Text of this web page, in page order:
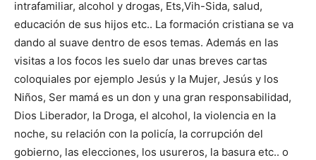
intrafamiliar, alcohol y drogas, Ets,Vih-Sida, salud,
educación de sus hijos etc.. La formación cristiana se va
dando al suave dentro de esos temas. Además en las
visitas a los focos les suelo dar unas breves cartas
coloquiales por ejemplo Jesús y la Mujer, Jesús y los
Niños, Ser mamá es un don y una gran responsabilidad,
Dios Liberador, la Droga, el alcohol, la violencia en la
noche, su relación con la policía, la corrupción del
gobierno, las elecciones, los usureros, la basura etc.. o